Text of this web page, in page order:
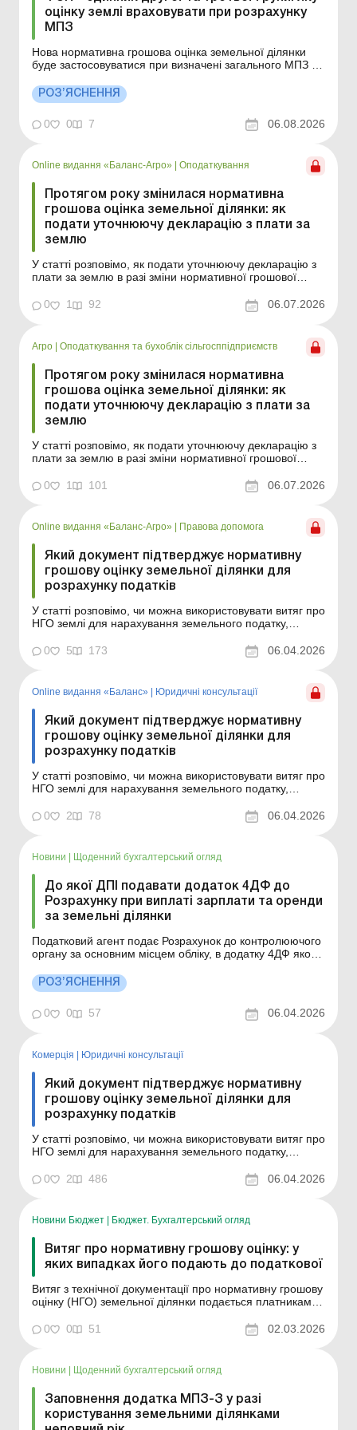
оцінку землі враховувати при розрахунку
МПЗ
Нова нормативна грошова оцінка земельної ділянки
буде застосовуватися при визначені загального МПЗ за
коефіцієнта індексації за попередній рік. Детальніше
див. нижче. Більше за темою: Розрахунок мінімального
РОЗ’ЯСНЕННЯ
0 0 7 06.08.2026
Online видання «Баланс-Агро» Оподаткування
Протягом року змінилася нормативна
грошова оцінка земельної ділянки: як
подати уточнюючу декларацію з плати за
землю
У статті розповімо, як подати уточнюючу декларацію з
плати за землю в разі зміни нормативної грошової
2026 року Ситуація. Підприємство є власником
земельної ділянки і на початку року подало річну
норматив...
0 1 92 06.07.2026
Агро | Оподаткування та бухоблік сільгосппідприємств
Протягом року змінилася нормативна
грошова оцінка земельної ділянки: як
подати уточнюючу декларацію з плати за
землю
У статті розповімо, як подати уточнюючу декларацію з
плати за землю в разі зміни нормативної грошової
власником земельної ділянки і на початку року подало
річну декларацію з плати за землю. Протягом року
0 1 101 06.07.2026
Online видання «Баланс-Агро» | Правова допомога
Який документ підтверджує нормативну
грошову оцінку земельної ділянки для
розрахунку податків
У статті розповімо, чи можна використовувати витяг про
НГО землі для нарахування земельного податку,
власності, мінімального податкового зобов’язання та
єдиного податку для платників четвертої групи. Баланс-
0 5 173 06.04.2026
Online видання «Баланс» Юридичні консультації
Який документ підтверджує нормативну
грошову оцінку земельної ділянки для
розрахунку податків
У статті розповімо, чи можна використовувати витяг про
НГО землі для нарахування земельного податку,
власності, мінімального податкового зобов’язання та
єдиного податку для платників четвертої групи. Баланс
0 2 78 06.04.2026
Новини Щоденний бухгалтерський огляд
До якої ДПІ подавати додаток 4ДФ до
Розрахунку при виплаті зарплати та оренди
за земельні ділянки
Податковий агент подає Розрахунок до контролюючого
органу за основним місцем обліку, в додатку 4ДФ якого
вигляді заробітної плати та орендної плати. Детальніше
див. нижче. Більше за темою: Орендна плата
виплачується за довіреністю: що в додатку ...
РОЗ’ЯСНЕННЯ
0 0 57 06.04.2026
Комерція | Юридичні консультації
Який документ підтверджує нормативну
грошову оцінку земельної ділянки для
розрахунку податків
У статті розповімо, чи можна використовувати витяг про
НГО землі для нарахування земельного податку,
власності, мінімального податкового зобов’язання та
єдиного податку для платників четвертої групи.
0 2 486 06.04.2026
Новини Бюджет Бюджет. Бухгалтерський огляд
Витяг про нормативну грошову оцінку: у
яких випадках його подають до податкової
Витяг з технічної документації про нормативну грошову
оцінку (НГО) земельної ділянки подається платниками
до пункту 286.2 статті 286 Податкового кодексу України,
витяг із технічної документації про НГО подається: при
0 0 51 02.03.2026
Новини Щоденний бухгалтерський огляд
Заповнення додатка МПЗ-З у разі
користування земельними ділянками